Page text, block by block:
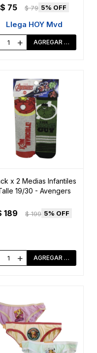
$ 75 $ 79 5
Llega HOY Mvd
+
x 2 Medias Infantiles
19/30 - Avengers
189 $ 199 5
+